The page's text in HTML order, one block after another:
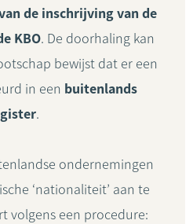
de inschrijving van de
KBO. De doorhaling kan
bewijst dat er een
in een buitenlands
.
ondernemingen
‘nationaliteit’ aan te
volgens een procedure: